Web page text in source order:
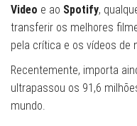
Video e ao Spotify,
transferir os melhores
pela crítica e os vídeos de
Recentemente, importa
ultrapassou os 91,6
mundo.